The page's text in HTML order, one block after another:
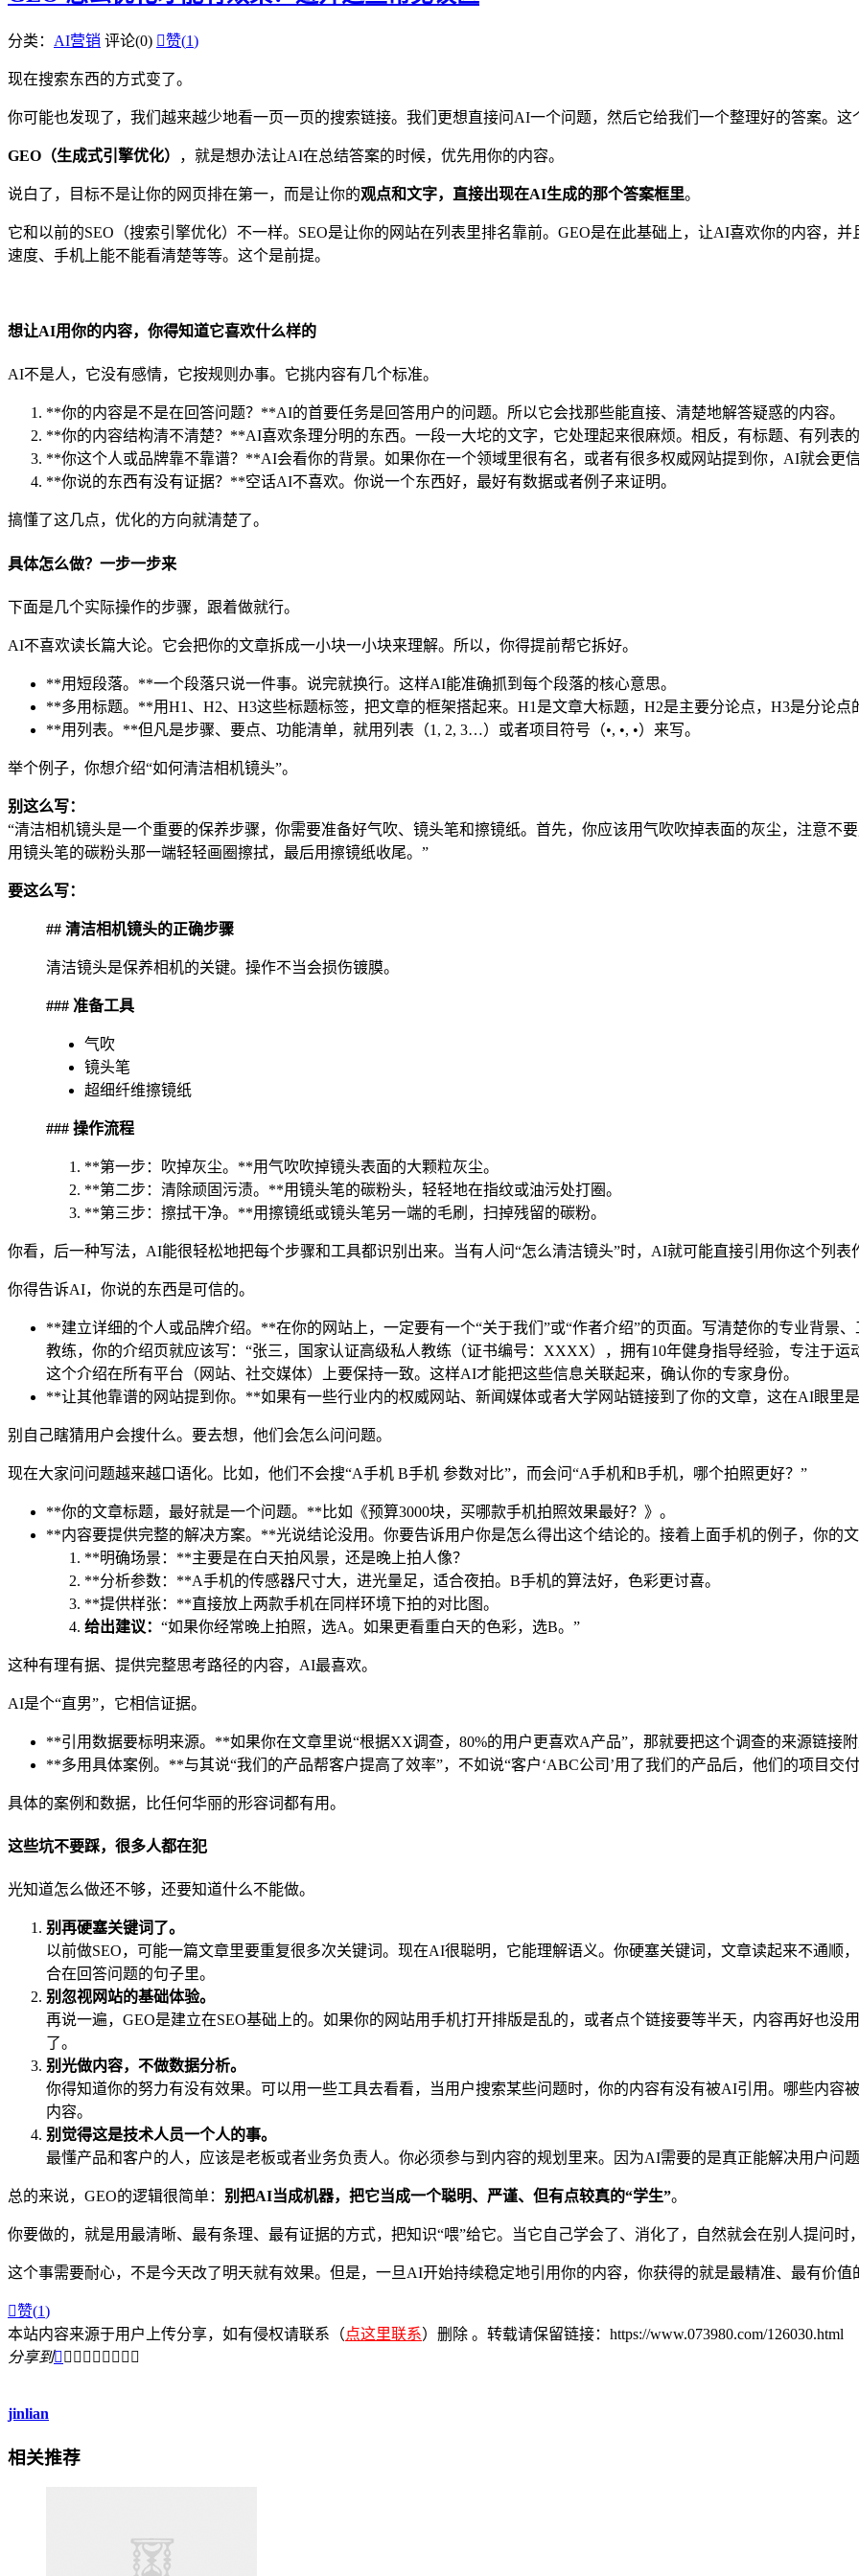
分类： AI营销 评论(0) 赞(1)
现在搜索东西的方式变了。
你可能也发现了，我们越来越少地看一页一页的搜索链接。我们更想直接问AI一个问题，然后它给我们一个整理好的答案。这
GEO（生成式引擎优化） ，就是想办法让AI在总结答案的时候，优先用你的内容。
说白了，目标不是让你的网页排在第一，而是让你的观点和文字，直接出现在AI生成的那个答案框里。
它和以前的SEO（搜索引擎优化）不一样。SEO是让你的网站在列表里排名靠前。GEO是在此基础上，让AI喜欢你的内容，
速度、手机上能不能看清楚等等。这个是前提。
想让AI用你的内容，你得知道它喜欢什么样的
AI不是人，它没有感情，它按规则办事。它挑内容有几个标准。
**你的内容是不是在回答问题？**AI的首要任务是回答用户的问题。所以它会找那些能直接、清楚地解答疑惑的内容。
**你的内容结构清不清楚？**AI喜欢条理分明的东西。一段一大坨的文字，它处理起来很麻烦。相反，有标题、有列表的
**你这个人或品牌靠不靠谱？**AI会看你的背景。如果你在一个领域里很有名，或者有很多权威网站提到你，AI就会更信
**你说的东西有没有证据？**空话AI不喜欢。你说一个东西好，最好有数据或者例子来证明。
搞懂了这几点，优化的方向就清楚了。
具体怎么做？一步一步来
下面是几个实际操作的步骤，跟着做就行。
AI不喜欢读长篇大论。它会把你的文章拆成一小块一小块来理解。所以，你得提前帮它拆好。
**用短段落。**一个段落只说一件事。说完就换行。这样AI能准确抓到每个段落的核心意思。
**多用标题。**用H1、H2、H3这些标题标签，把文章的框架搭起来。H1是文章大标题，H2是主要分论点，H3是分论点
**用列表。**但凡是步骤、要点、功能清单，就用列表（1, 2, 3…）或者项目符号（•, •, •）来写。
举个例子，你想介绍“如何清洁相机镜头”。
别这么写：
“清洁相机镜头是一个重要的保养步骤，你需要准备好气吹、镜头笔和擦镜纸。首先，你应该用气吹吹掉表面的灰尘，注意不
用镜头笔的碳粉头那一端轻轻画圈擦拭，最后用擦镜纸收尾。”
要这么写：
## 清洁相机镜头的正确步骤
清洁镜头是保养相机的关键。操作不当会损伤镀膜。
### 准备工具
气吹
镜头笔
超细纤维擦镜纸
### 操作流程
**第一步：吹掉灰尘。**用气吹吹掉镜头表面的大颗粒灰尘。
**第二步：清除顽固污渍。**用镜头笔的碳粉头，轻轻地在指纹或油污处打圈。
**第三步：擦拭干净。**用擦镜纸或镜头笔另一端的毛刷，扫掉残留的碳粉。
你看，后一种写法，AI能很轻松地把每个步骤和工具都识别出来。当有人问“怎么清洁镜头”时，AI就可能直接引用你这个列表
你得告诉AI，你说的东西是可信的。
**建立详细的个人或品牌介绍。**在你的网站上，一定要有一个“关于我们”或“作者介绍”的页面。写清楚你的专业背景
教练，你的介绍页就应该写：“张三，国家认证高级私人教练（证书编号：XXXX），拥有10年健身指导经验，专注于运
这个介绍在所有平台（网站、社交媒体）上要保持一致。这样AI才能把这些信息关联起来，确认你的专家身份。
**让其他靠谱的网站提到你。**如果有一些行业内的权威网站、新闻媒体或者大学网站链接到了你的文章，这在AI眼里
别自己瞎猜用户会搜什么。要去想，他们会怎么问问题。
现在大家问问题越来越口语化。比如，他们不会搜“A手机 B手机 参数对比”，而会问“A手机和B手机，哪个拍照更好？”
**你的文章标题，最好就是一个问题。**比如《预算3000块，买哪款手机拍照效果最好？》。
**内容要提供完整的解决方案。**光说结论没用。你要告诉用户你是怎么得出这个结论的。接着上面手机的例子，你的文
**明确场景：**主要是在白天拍风景，还是晚上拍人像？
**分析参数：**A手机的传感器尺寸大，进光量足，适合夜拍。B手机的算法好，色彩更讨喜。
**提供样张：**直接放上两款手机在同样环境下拍的对比图。
给出建议： “如果你经常晚上拍照，选A。如果更看重白天的色彩，选B。”
这种有理有据、提供完整思考路径的内容，AI最喜欢。
AI是个“直男”，它相信证据。
**引用数据要标明来源。**如果你在文章里说“根据XX调查，80%的用户更喜欢A产品”，那就要把这个调查的来源链接附
**多用具体案例。**与其说“我们的产品帮客户提高了效率”，不如说“客户‘ABC公司’用了我们的产品后，他们的项目交
具体的案例和数据，比任何华丽的形容词都有用。
这些坑不要踩，很多人都在犯
光知道怎么做还不够，还要知道什么不能做。
别再硬塞关键词了。
以前做SEO，可能一篇文章里要重复很多次关键词。现在AI很聪明，它能理解语义。你硬塞关键词，文章读起来不通顺
合在回答问题的句子里。
别忽视网站的基础体验。
再说一遍，GEO是建立在SEO基础上的。如果你的网站用手机打开排版是乱的，或者点个链接要等半天，内容再好也
了。
别光做内容，不做数据分析。
你得知道你的努力有没有效果。可以用一些工具去看看，当用户搜索某些问题时，你的内容有没有被AI引用。哪些内容
内容。
别觉得这是技术人员一个人的事。
最懂产品和客户的人，应该是老板或者业务负责人。你必须参与到内容的规划里来。因为AI需要的是真正能解决用户问
总的来说，GEO的逻辑很简单： 别把AI当成机器，把它当成一个聪明、严谨、但有点较真的“学生”。
你要做的，就是用最清晰、最有条理、最有证据的方式，把知识“喂”给它。当它自己学会了、消化了，自然就会在别人提问时
这个事需要耐心，不是今天改了明天就有效果。但是，一旦AI开始持续稳定地引用你的内容，你获得的就是最精准、最有价值
赞(1)
本站内容来源于用户上传分享，如有侵权请联系（点这里联系）删除 。转载请保留链接：https://www.073980.com/126030.html
分享到        
jinlian
相关推荐